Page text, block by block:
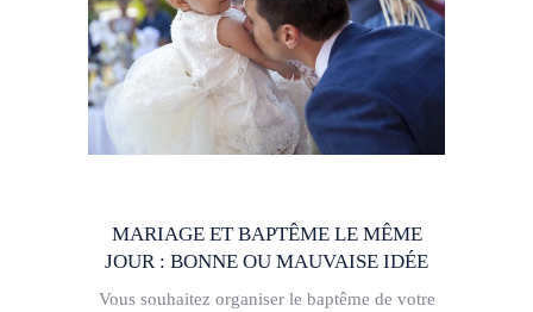
MARIAGE ET BAPTÊME LE MÊME
JOUR : BONNE OU MAUVAISE IDÉE
Vous souhaitez organiser le baptême de votre